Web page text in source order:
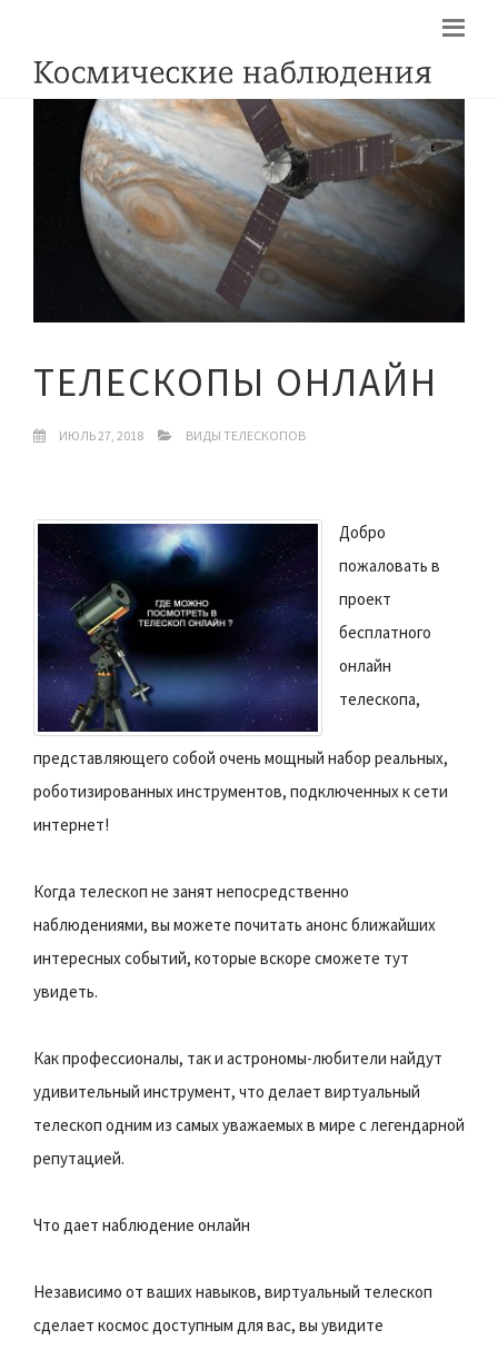
ТЕЛЕСКОПЫ ОНЛАЙН
ИЮЛЬ 27, 2018 ВИДЫ ТЕЛЕСКОПОВ
Добро
пожаловать в
проект
бесплатного
онлайн
телескопа,
представляющего собой очень мощный набор реальных,
роботизированных инструментов, подключенных к сети
интернет!
Когда телескоп не занят непосредственно
наблюдениями, вы можете почитать анонс ближайших
интересных событий, которые вскоре сможете тут
увидеть.
Как профессионалы, так и астрономы-любители найдут
удивительный инструмент, что делает виртуальный
телескоп одним из самых уважаемых в мире с легендарной
репутацией.
Что дает наблюдение онлайн
Независимо от ваших навыков, виртуальный телескоп
сделает космос доступным для вас, вы увидите